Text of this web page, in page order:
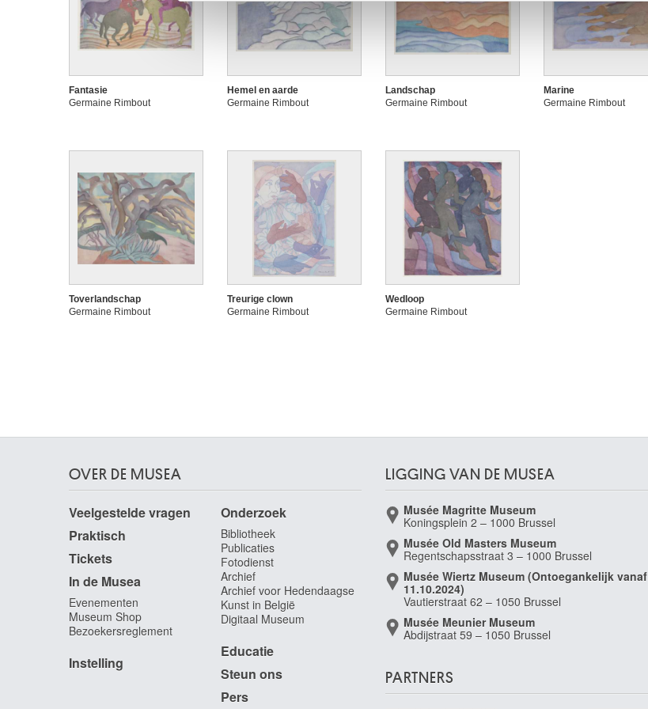
Fantasie
Germaine Rimbout
Hemel en aarde
Germaine Rimbout
Landschap
Germaine Rimbout
Marine
Germaine Rimbout
Toverlandschap
Germaine Rimbout
Treurige clown
Germaine Rimbout
Wedloop
Germaine Rimbout
OVER DE MUSEA
Veelgestelde vragen
Praktisch
Tickets
In de Musea
Evenementen
Museum Shop
Bezoekersreglement
Instelling
Onderzoek
Bibliotheek
Publicaties
Fotodienst
Archief
Archief voor Hedendaagse
Kunst in België
Digitaal Museum
Educatie
Steun ons
Pers
LIGGING VAN DE MUSEA
Musée Magritte Museum
Koningsplein 2 – 1000 Brussel
Musée Old Masters Museum
Regentschapsstraat 3 – 1000 Brussel
Musée Wiertz Museum (Ontoegankelijk vanaf
11.10.2024)
Vautierstraat 62 – 1050 Brussel
Musée Meunier Museum
Abdijstraat 59 – 1050 Brussel
PARTNERS